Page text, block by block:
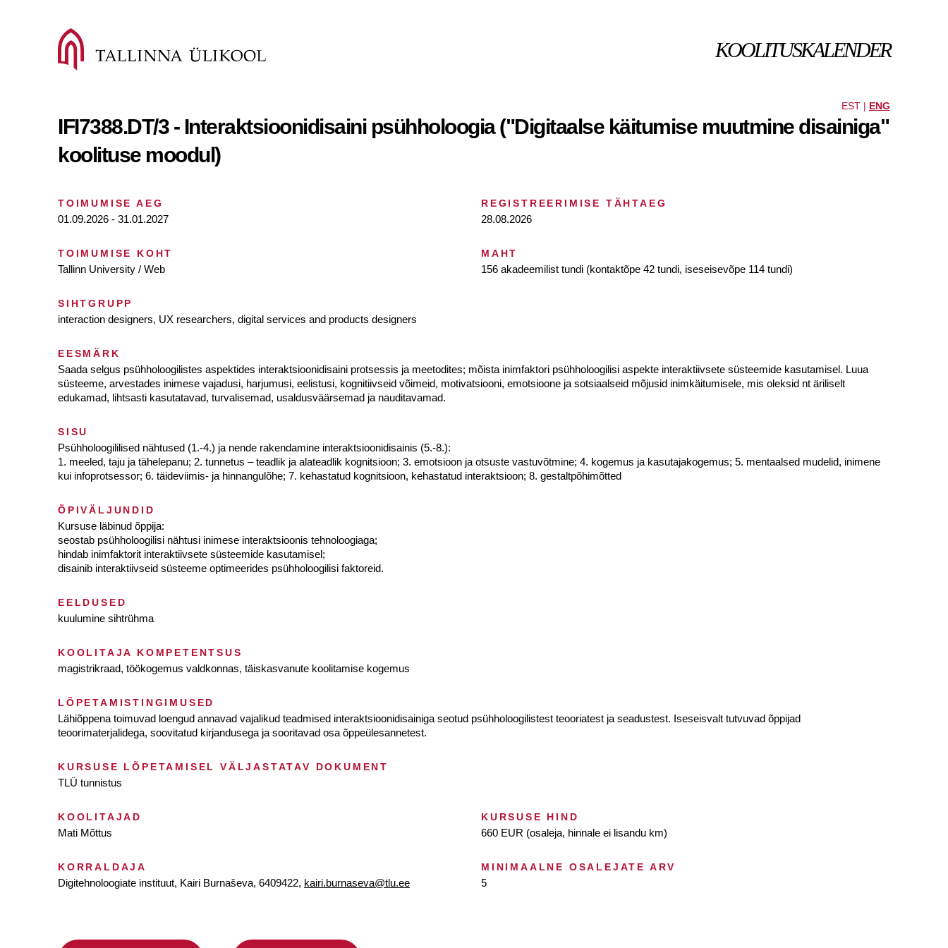
KOOLITUSKALENDER
EST | ENG
IFI7388.DT/3 - Interaktsioonidisaini psühholoogia ("Digitaalse käitumise muutmine disainiga"
koolituse moodul)
TOIMUMISE AEG
01.09.2026 - 31.01.2027
REGISTREERIMISE TÄHTAEG
28.08.2026
TOIMUMISE KOHT
Tallinn University / Web
MAHT
156 akadeemilist tundi (kontaktõpe 42 tundi, iseseisevõpe 114 tundi)
SIHTGRUPP
interaction designers, UX researchers, digital services and products designers
EESMÄRK
Saada selgus psühholoogilistes aspektides interaktsioonidisaini protsessis ja meetodites; mõista inimfaktori psühholoogilisi aspekte interaktiivsete süsteemide kasutamisel. Luua
süsteeme, arvestades inimese vajadusi, harjumusi, eelistusi, kognitiivseid võimeid, motivatsiooni, emotsioone ja sotsiaalseid mõjusid inimkäitumisele, mis oleksid nt äriliselt
edukamad, lihtsasti kasutatavad, turvalisemad, usaldusväärsemad ja nauditavamad.
SISU
Psühholoogililised nähtused (1.-4.) ja nende rakendamine interaktsioonidisainis (5.-8.):
1. meeled, taju ja tähelepanu; 2. tunnetus – teadlik ja alateadlik kognitsioon; 3. emotsioon ja otsuste vastuvõtmine; 4. kogemus ja kasutajakogemus; 5. mentaalsed mudelid, inimene
kui infoprotsessor; 6. täideviimis- ja hinnangulõhe; 7. kehastatud kognitsioon, kehastatud interaktsioon; 8. gestaltpõhimõtted
ÕPIVÄLJUNDID
Kursuse läbinud õppija:
seostab psühholoogilisi nähtusi inimese interaktsioonis tehnoloogiaga;
hindab inimfaktorit interaktiivsete süsteemide kasutamisel;
disainib interaktiivseid süsteeme optimeerides psühholoogilisi faktoreid.
EELDUSED
kuulumine sihtrühma
KOOLITAJA KOMPETENTSUS
magistrikraad, töökogemus valdkonnas, täiskasvanute koolitamise kogemus
LÕPETAMISTINGIMUSED
Lähiõppena toimuvad loengud annavad vajalikud teadmised interaktsioonidisainiga seotud psühholoogilistest teooriatest ja seadustest. Iseseisvalt tutvuvad õppijad
teoorimaterjalidega, soovitatud kirjandusega ja sooritavad osa õppeülesannetest.
KURSUSE LÕPETAMISEL VÄLJASTATAV DOKUMENT
TLÜ tunnistus
KOOLITAJAD
Mati Mõttus
KURSUSE HIND
660 EUR (osaleja, hinnale ei lisandu km)
KORRALDAJA
Digitehnoloogiate instituut, Kairi Burnaševa, 6409422, kairi.burnaseva@tlu.ee
MINIMAALNE OSALEJATE ARV
5